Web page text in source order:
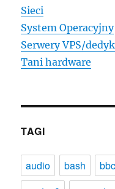
Sieci
System Operacyjny
Serwery VPS/
Tani hardware
TAGI
audio bash